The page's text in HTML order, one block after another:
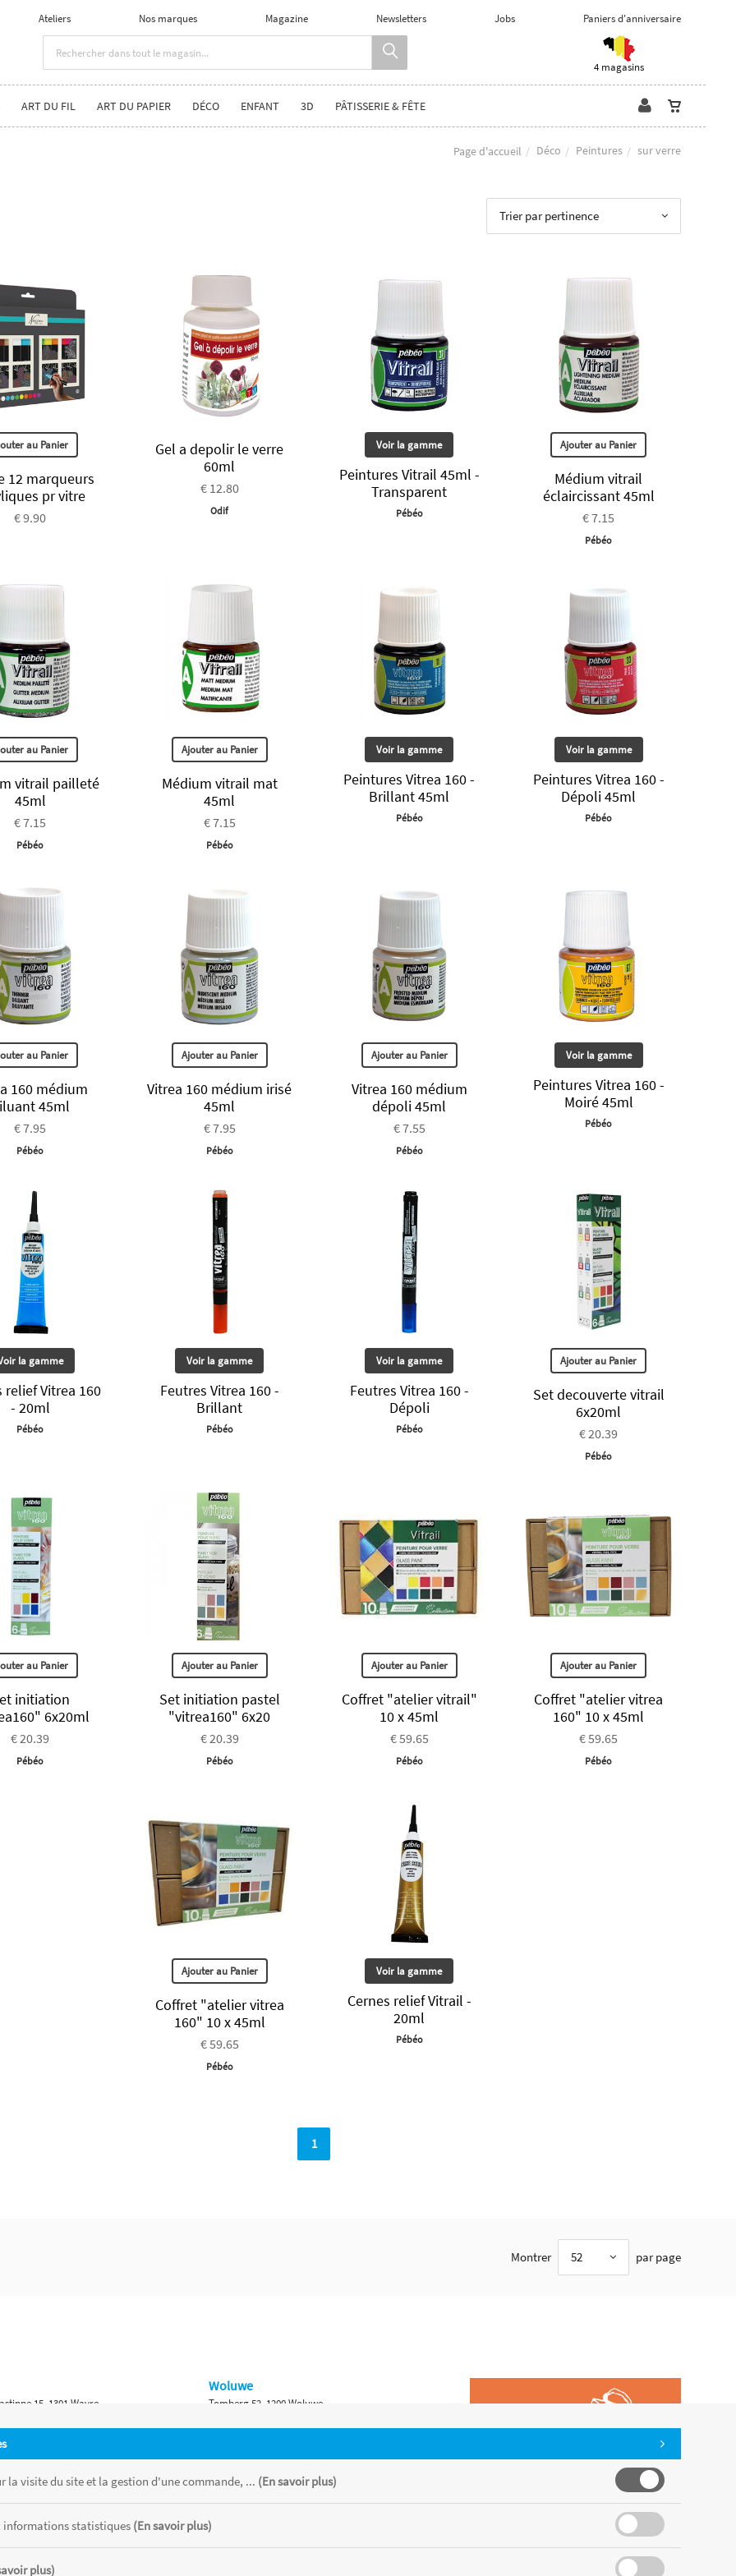
Ateliers Nos marques Magazine Newsletters Jobs Paniers d'anniversaire
4 magasins
ART DU FIL ART DU PAPIER DÉCO ENFANT 3D PÂTISSERIE & FÊTE
Page d'accueil Déco Peintures sur verre
Trier par pertinence
au Panier
12 marqueurs
pr vitre
€ 9.90
Gel a depolir le verre
60ml
€ 12.80
Odif
Voir la gamme
Peintures Vitrail 45ml -
Transparent
Pébéo
Ajouter au Panier
Médium vitrail
éclaircissant 45ml
€ 7.15
Pébéo
au Panier
vitrail pailleté
45ml
€ 7.15
Pébéo
Ajouter au Panier
Médium vitrail mat
45ml
€ 7.15
Pébéo
Voir la gamme
Peintures Vitrea 160 -
Brillant 45ml
Pébéo
Voir la gamme
Peintures Vitrea 160 -
Dépoli 45ml
Pébéo
au Panier
160 médium
45ml
€ 7.95
Pébéo
Ajouter au Panier
Vitrea 160 médium irisé
45ml
€ 7.95
Pébéo
Ajouter au Panier
Vitrea 160 médium
dépoli 45ml
€ 7.55
Pébéo
Voir la gamme
Peintures Vitrea 160 -
Moiré 45ml
Pébéo
la gamme
relief Vitrea 160
- 20ml
Pébéo
Voir la gamme
Feutres Vitrea 160 -
Brillant
Pébéo
Voir la gamme
Feutres Vitrea 160 -
Dépoli
Pébéo
Ajouter au Panier
Set decouverte vitrail
6x20ml
€ 20.39
Pébéo
au Panier
initiation
6x20ml
€ 20.39
Pébéo
Ajouter au Panier
Set initiation pastel
"vitrea160" 6x20
€ 20.39
Pébéo
Ajouter au Panier
Coffret "atelier vitrail"
10 x 45ml
€ 59.65
Pébéo
Ajouter au Panier
Coffret "atelier vitrea
160" 10 x 45ml
€ 59.65
Pébéo
Ajouter au Panier
Coffret "atelier vitrea
160" 10 x 45ml
€ 59.65
Pébéo
Voir la gamme
Cernes relief Vitrail -
20ml
Pébéo
1
Montrer 52 par page
la visite du site et la gestion d'une commande, ... (En savoir plus)
informations statistiques (En savoir plus)
plus)
15, 1301 Wavre
Bruxelles 315, 1410 Waterloo
Woluwe
Tomberg 52, 1200 Woluwe
Namur